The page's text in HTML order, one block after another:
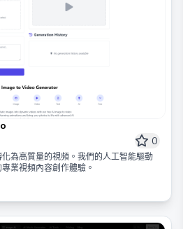
0
為高質量的視頻。我們的人工智能驅動
業視頻內容創作體驗。